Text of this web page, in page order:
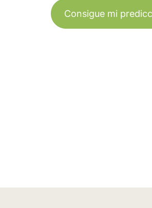
Consigue mi